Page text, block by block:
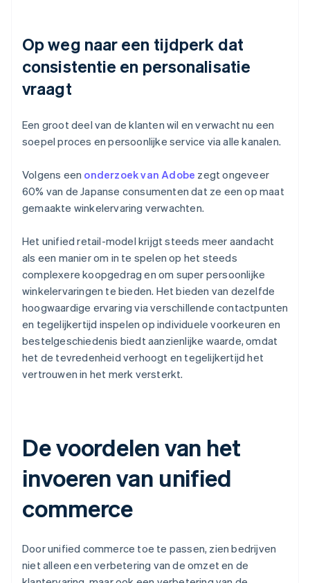
Op weg naar een tijdperk dat
consistentie en personalisatie
vraagt
Een groot deel van de klanten wil en verwacht nu een
soepel proces en persoonlijke service via alle kanalen.
Volgens een onderzoek van Adobe zegt ongeveer
60% van de Japanse consumenten dat ze een op maat
gemaakte winkelervaring verwachten.
Het unified retail-model krijgt steeds meer aandacht
als een manier om in te spelen op het steeds
complexere koopgedrag en om super persoonlijke
winkelervaringen te bieden. Het bieden van dezelfde
hoogwaardige ervaring via verschillende contactpunten
en tegelijkertijd inspelen op individuele voorkeuren en
bestelgeschiedenis biedt aanzienlijke waarde, omdat
het de tevredenheid verhoogt en tegelijkertijd het
vertrouwen in het merk versterkt.
De voordelen van het
invoeren van unified
commerce
Door unified commerce toe te passen, zien bedrijven
niet alleen een verbetering van de omzet en de